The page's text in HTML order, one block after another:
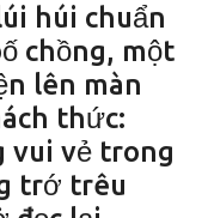
húi chuẩn
chồng, một
lên màn
thức:
vui vẻ trong
trớ trêu